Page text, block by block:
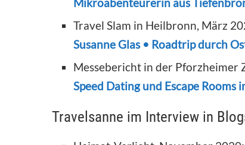
Travel Slam in Heilbronn, März
Susanne Glas • Roadtrip durch
Messebericht in der Pforzheimer
Speed Dating und Escape
Travelsanne im Interview in